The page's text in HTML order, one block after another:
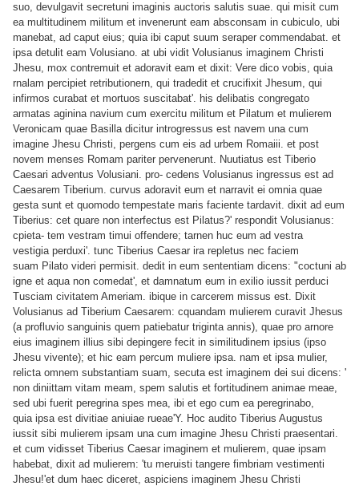
suo, devulgavit secretuni imaginis auctoris salutis suae. qui misit cum
ea multitudinem militum et invenerunt eam absconsam in cubiculo, ubi
manebat, ad caput eius; quia ibi caput suum seraper commendabat. et
ipsa detulit eam Volusiano. at ubi vidit Volusianus imaginem Christi
Jhesu, mox contremuit et adoravit eam et dixit: Vere dico vobis, quia
rnalam percipiet retributionern, qui tradedit et crucifixit Jhesum, qui
infirmos curabat et mortuos suscitabat'. his delibatis congregato
armatas aginina navium cum exercitu militum et Pilatum et mulierem
Veronicam quae Basilla dicitur introgressus est navem una cum
imagine Jhesu Christi, pergens cum eis ad urbem Romaiii. et post
novem menses Romam pariter pervenerunt. Nuutiatus est Tiberio
Caesari adventus Volusiani. pro- cedens Volusianus ingressus est ad
Caesarem Tiberium. curvus adoravit eum et narravit ei omnia quae
gesta sunt et quomodo tempestate maris faciente tardavit. dixit ad eum
Tiberius: cet quare non interfectus est Pilatus?' respondit Volusianus:
cpieta- tem vestram timui offendere; tarnen huc eum ad vestra
vestigia perduxi'. tunc Tiberius Caesar ira repletus nec faciem
suam Pilato videri permisit. dedit in eum sententiam dicens: "coctuni ab
igne et aqua non comedat', et damnatum eum in exilio iussit perduci
Tusciam civitatem Ameriam. ibique in carcerem missus est. Dixit
Volusianus ad Tiberium Caesarem: cquandam mulierem curavit Jhesus
(a profluvio sanguinis quem patiebatur triginta annis), quae pro arnore
eius imaginem illius sibi depingere fecit in similitudinem ipsius (ipso
Jhesu vivente); et hic eam percum muliere ipsa. nam et ipsa mulier,
relicta omnem substantiam suam, secuta est imaginem dei sui dicens: '
non diniittam vitam meam, spem salutis et fortitudinem animae meae,
sed ubi fuerit peregrina spes mea, ibi et ego cum ea peregrinabo,
quia ipsa est divitiae aniuiae rueae'Y. Hoc audito Tiberius Augustus
iussit sibi mulierem ipsam una cum imagine Jhesu Christi praesentari.
et cum vidisset Tiberius Caesar imaginem et mulierem, quae ipsam
habebat, dixit ad mulierem: 'tu meruisti tangere fimbriam vestimenti
Jhesu!'et dum haec diceret, aspiciens imaginem Jhesu Christi